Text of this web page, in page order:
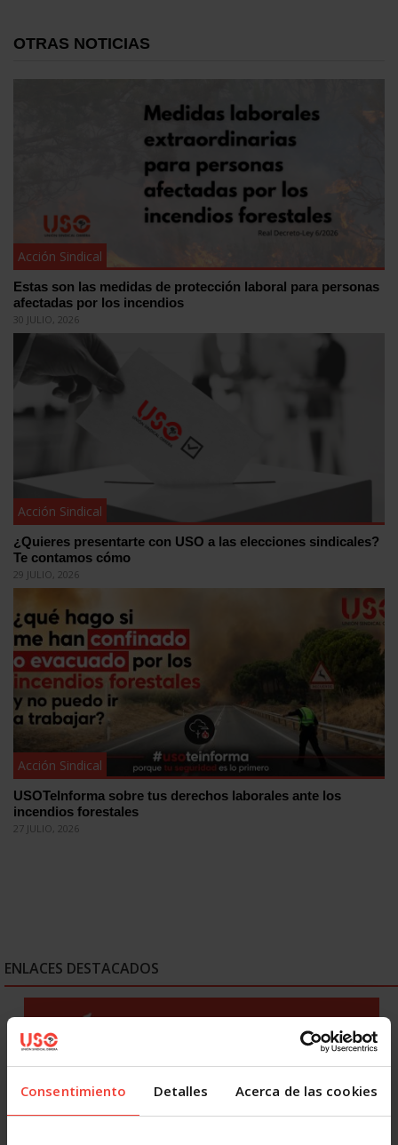
Consentimiento Detalles Acerca de las cookies
OTRAS NOTICIAS
Acción Sindical
Estas son las medidas de protección laboral para personas
afectadas por los incendios
30 JULIO, 2026
Acción Sindical
¿Quieres presentarte con USO a las elecciones sindicales?
Te contamos cómo
29 JULIO, 2026
Acción Sindical
USOTeInforma sobre tus derechos laborales ante los
incendios forestales
27 JULIO, 2026
ENLACES DESTACADOS